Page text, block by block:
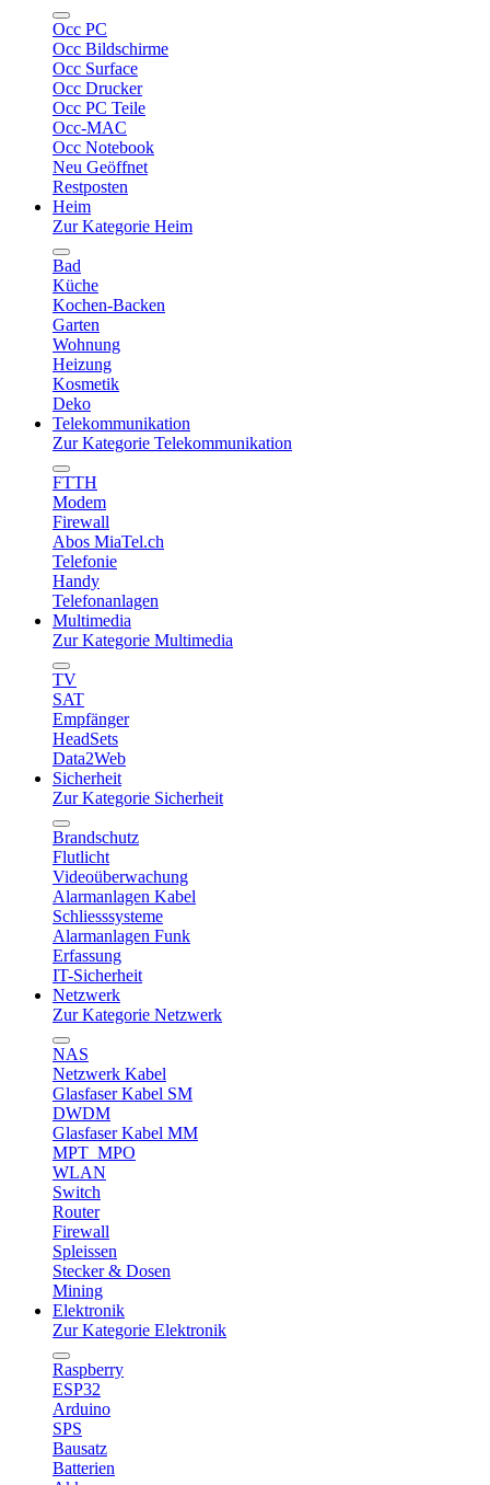
Occ PC
Occ Bildschirme
Occ Surface
Occ Drucker
Occ PC Teile
Occ-MAC
Occ Notebook
Neu Geöffnet
Restposten
Heim
Zur Kategorie Heim
Bad
Küche
Kochen-Backen
Garten
Wohnung
Heizung
Kosmetik
Deko
Telekommunikation
Zur Kategorie Telekommunikation
FTTH
Modem
Firewall
Abos MiaTel.ch
Telefonie
Handy
Telefonanlagen
Multimedia
Zur Kategorie Multimedia
TV
SAT
Empfänger
HeadSets
Data2Web
Sicherheit
Zur Kategorie Sicherheit
Brandschutz
Flutlicht
Videoüberwachung
Alarmanlagen Kabel
Schliesssysteme
Alarmanlagen Funk
Erfassung
IT-Sicherheit
Netzwerk
Zur Kategorie Netzwerk
NAS
Netzwerk Kabel
Glasfaser Kabel SM
DWDM
Glasfaser Kabel MM
MPT_MPO
WLAN
Switch
Router
Firewall
Spleissen
Stecker & Dosen
Mining
Elektronik
Zur Kategorie Elektronik
Raspberry
ESP32
Arduino
SPS
Bausatz
Batterien